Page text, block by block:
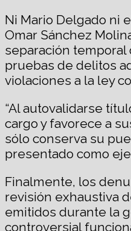
Ni Mario Delgado ni
Omar Sánchez
separación temporal
pruebas de delitos
violaciones a la ley
“Al autovalidarse
cargo y favorece a
sólo conserva su
presentado como
Finalmente, los
revisión exhaustiva
emitidos durante la
controversial